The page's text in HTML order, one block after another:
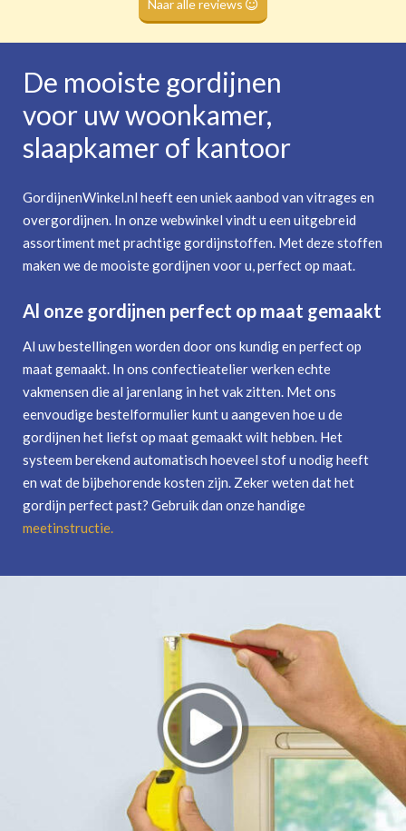
Naar alle reviews
De mooiste gordijnen
voor uw woonkamer,
slaapkamer of kantoor
GordijnenWinkel.nl heeft een uniek aanbod van vitrages en
overgordijnen. In onze webwinkel vindt u een uitgebreid
assortiment met prachtige gordijnstoffen. Met deze stoffen
maken we de mooiste gordijnen voor u, perfect op maat.
Al onze gordijnen perfect op maat gemaakt
Al uw bestellingen worden door ons kundig en perfect op
maat gemaakt. In ons confectieatelier werken echte
vakmensen die al jarenlang in het vak zitten. Met ons
eenvoudige bestelformulier kunt u aangeven hoe u de
gordijnen het liefst op maat gemaakt wilt hebben. Het
systeem berekend automatisch hoeveel stof u nodig heeft
en wat de bijbehorende kosten zijn. Zeker weten dat het
gordijn perfect past? Gebruik dan onze handige
meetinstructie.